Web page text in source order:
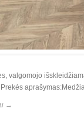
valgomojo
→